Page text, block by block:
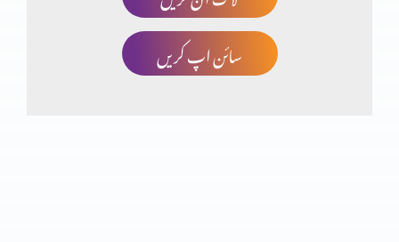
من کیا ہے؟ (منہ)سائن اپ کریں